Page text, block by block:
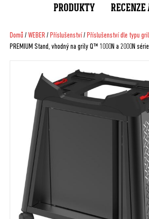
PRODUKTY
RECENZE
Domů /WEBER/ Příslušenství/ Příslušenství dle typu
PREMIUM Stand, vhodný na grily Q™ 1000N a 2000N série